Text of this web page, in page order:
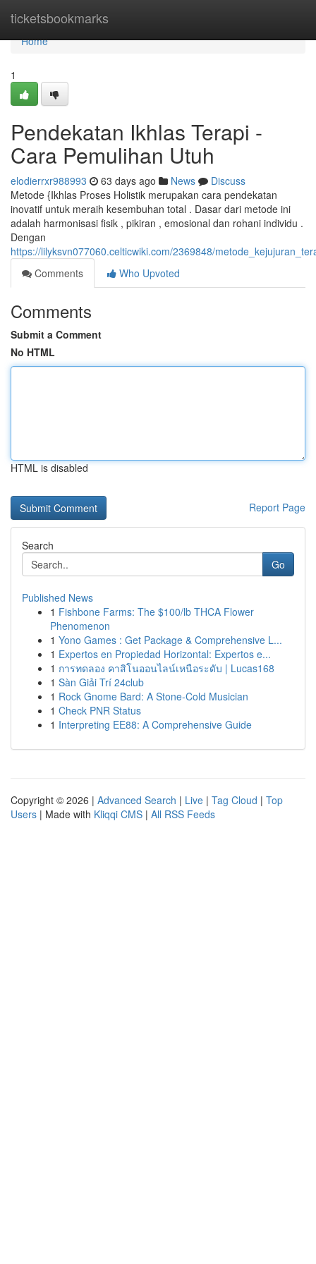
ticketsbookmarks
Home
Home
1
Pendekatan Ikhlas Terapi -
Cara Pemulihan Utuh
elodierrxr988993 63 days ago News
Discuss
Metode {Ikhlas Proses Holistik merupakan cara pendekatan
inovatif untuk meraih kesembuhan total . Dasar dari metode ini
adalah harmonisasi fisik , pikiran , emosional dan rohani individu .
Dengan
https://lilyksvn077060.celticwiki.com/2369848/
Comments
Who Upvoted
Comments
Submit a Comment
No HTML
HTML is disabled
Report Page
Search
Go
Published News
1 Fishbone Farms: The $100/lb THCA Flower
Phenomenon
1 Yono Games : Get Package & Comprehensive L...
1 Expertos en Propiedad Horizontal: Expertos e...
1 การทดลอง คาสิโนออนไลน์เหนือระดับ | Lucas168
1 Sàn Giải Trí 24club
1 Rock Gnome Bard: A Stone-Cold Musician
1 Check PNR Status
1 Interpreting EE88: A Comprehensive Guide
Copyright © 2026 | Advanced Search | Live | Tag Cloud | Top
Users | Made with Kliqqi CMS | All RSS Feeds